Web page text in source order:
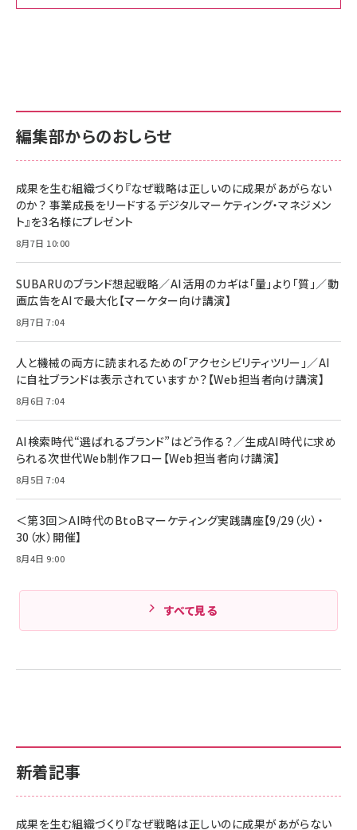
￥880
anan(アンアン)2026/06/24号 No.2500増刊
スペシャルエディション[王道エンタメの矜持／
￥1,100
anan(アンアン)2026/07/08号 No.2502[2026
￥880
ママ投資家が育休中に１億貯めた株式投資
組織の成果を最大化する ルールのデザイン
￥1,980
Amazonランキングをもっと見る
内サポート正規品 メーカー保証5年
KLMEA128G
NIMASO ガラスフィルム iPhone 17 用 保護フィ
すい ガイド枠付き いPhone17 (6.3インチ) 対応
2枚セット DSP25F1698
￥1,599
￥6,980
全ワイヤレスイヤホン/アクティブノイズキャンセリ
技術基準適合】ブラック
￥5,990
ケーブル Anker絡まないケーブル 240W 結束バン
ド付き USB PD対応 シリコン素材採用 iPhone
17 / 16 / 15 / Galaxy iPad Pro MacBook
Pro/Air 各種対応 (1.8m ミッドナイトブラック)
￥1,890
内サポート正規品 メーカー保証5年
KLMEA128G
Amazon eギフトカード - Amazonロゴ - クラ
￥5,000
Anker PowerLine III Flow USB-C & USB-C
Pro/Air 各種対応 (1.8m ミッドナイトブラック)
￥1,890
サッポロ 生ビール 黒ラベル 350ml 缶 24本 ビー
ル ケース買い【6/30応募〆切! 黒ラベルビヤセラー
￥4,857
新着記事
成果を生む組織づくり『なぜ戦略は正しいのに成果があがらない
編集部からのおしらせ
成果を生む組織づくり『なぜ戦略は正しいのに成果があがらない
のか？ 事業成長をリードするデジタルマーケティング・マネジメン
ト』を3名様にプレゼント
8月7日 10:00
SUBARUのブランド想起戦略／AI活用のカギは「量」より「質」／動
画広告をAIで最大化【マーケター向け講演】
8月7日 7:04
人と機械の両方に読まれるための「アクセシビリティツリー」／AI
に自社ブランドは表示されていますか？【Web担当者向け講演】
8月6日 7:04
AI検索時代“選ばれるブランド”はどう作る？／生成AI時代に求め
られる次世代Web制作フロー【Web担当者向け講演】
8月5日 7:04
＜第3回＞AI時代のBtoBマーケティング実践講座【9/29（火）・
30（水）開催】
8月4日 9:00
すべて見る